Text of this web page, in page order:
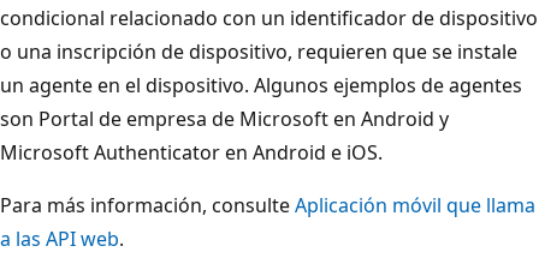
condicional relacionado con un identificador de dispositivo
o una inscripción de dispositivo, requieren que se instale
un agente en el dispositivo. Algunos ejemplos de agentes
son Portal de empresa de Microsoft en Android y
Microsoft Authenticator en Android e iOS.
Para más información, consulteAplicación móvil que llama
a las API web.